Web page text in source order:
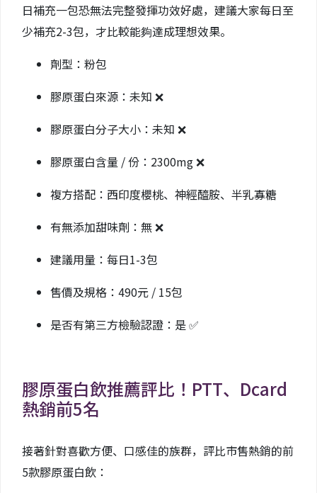
日補充一包恐無法完整發揮功效好處，建議大家每日至
少補充2-3包，才比較能夠達成理想效果。
劑型：粉包
膠原蛋白來源：未知 ❌
膠原蛋白分子大小：未知 ❌
膠原蛋白含量 / 份：2300mg ❌
複方搭配：西印度櫻桃、神經醯胺、半乳寡糖
有無添加甜味劑：無 ❌
建議用量：每日1-3包
售價及規格：490元 / 15包
是否有第三方檢驗認證：是 ✅
膠原蛋白飲推薦評比！PTT、Dcard
熱銷前5名
接著針對喜歡方便、口感佳的族群，評比市售熱銷的前
5款膠原蛋白飲：